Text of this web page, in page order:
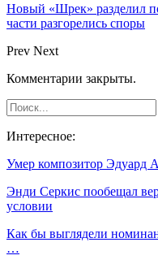
Новый «Шрек» разделил
части разгорелись споры
Prev Next
Комментарии закрыты.
Интересное:
Умер композитор Эдуард
Энди Серкис пообещал
условии
Как бы выглядели
…